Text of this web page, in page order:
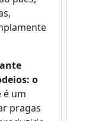
o
é um
pragas